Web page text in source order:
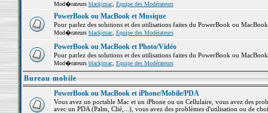
Mod�rateurs blackjmac, Equipe des Modérateurs
PowerBook ou MacBook et Musique
Pour parlez des solutions et des utilisations faites du PowerBook ou
Mod�rateurs blackjmac, Equipe des Modérateurs
PowerBook ou MacBook et Photo/Vidéo
Pour parlez des solutions et des utilisations faites du PowerBook ou
Mod�rateurs blackjmac, Equipe des Modérateurs
Bureau mobile
PowerBook ou MacBook et iPhone/Mobile/PDA
Vous avez un portable Mac et un iPhone ou un Cellulaire, vous avez des
avec un PDA (Palm, Clié,...), vous avez des problèmes d'utilisation ou de